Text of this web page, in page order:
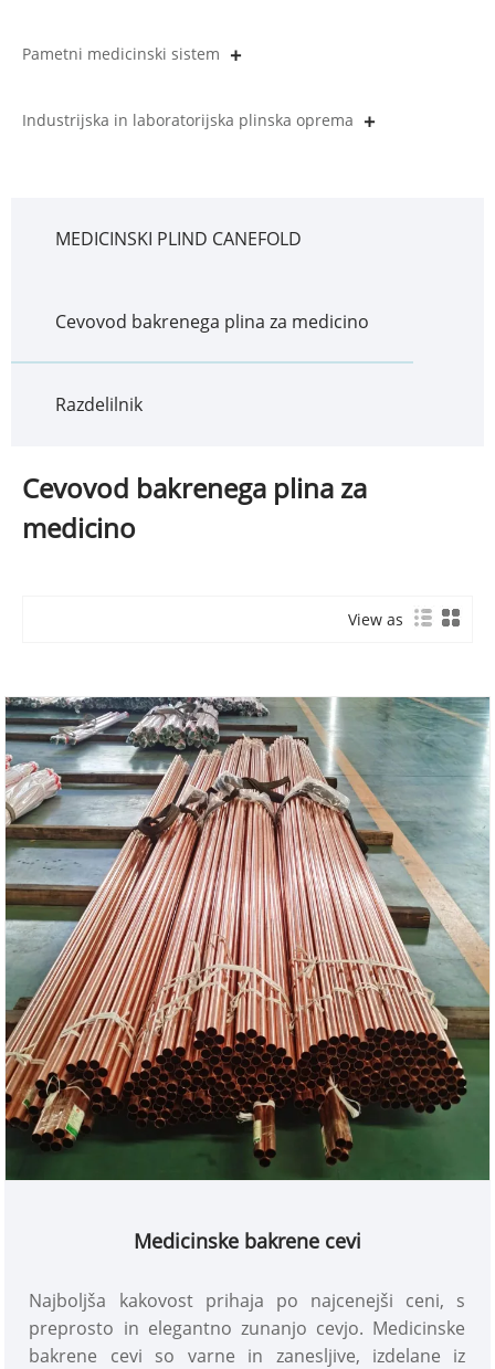
Pametni medicinski sistem
Industrijska in laboratorijska plinska oprema
MEDICINSKI PLIND CANEFOLD
Cevovod bakrenega plina za medicino
Razdelilnik
Cevovod bakrenega plina za
medicino
View as
Medicinske bakrene cevi
Najboljša kakovost prihaja po najcenejši ceni, s
preprosto in elegantno zunanjo cevjo. Medicinske
bakrene cevi so varne in zanesljive, izdelane iz